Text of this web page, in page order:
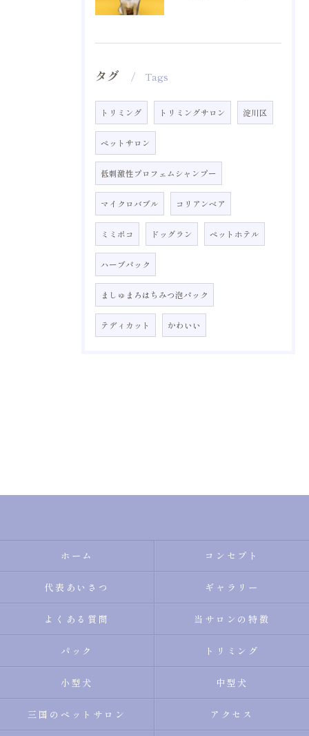
タグ Tags
トリミング トリミングサロン 淀川区
ペットサロン
低刺激性プロフェムシャンプー
マイクロバブル コリアンベア
ミミポコ ドッグラン ペットホテル
ハーブパック
ましゅまろはちみつ泡パック
テディカット かわいい
ホーム コンセプト
代表あいさつ ギャラリー
よくある質問 当サロンの特徴
パック トリミング
小型犬 中型犬
三国のペットサロン アクセス